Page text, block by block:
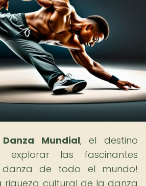
Danza Mundial, el destino
explorar las fascinantes
danza de todo el mundo!
riqueza cultural de la danza